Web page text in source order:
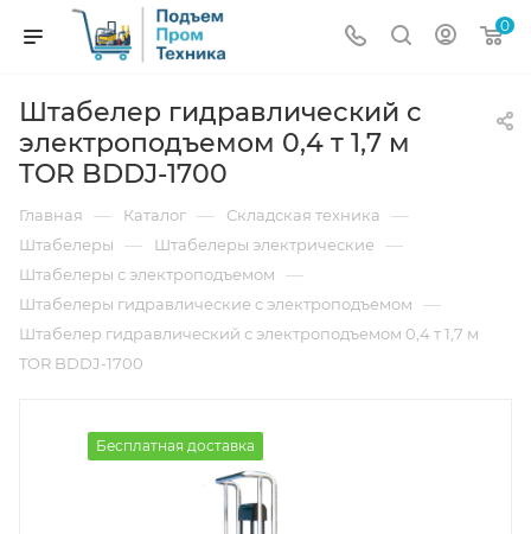
0
Штабелер гидравлический с
электроподъемом 0,4 т 1,7 м
TOR BDDJ-1700
Главная — Каталог — Складская техника —
Штабелеры — Штабелеры электрические —
Штабелеры с электроподъемом —
Штабелеры гидравлические c электроподъемом —
Штабелер гидравлический с электроподъемом 0,4 т 1,7 м
TOR BDDJ-1700
Бесплатная доставка